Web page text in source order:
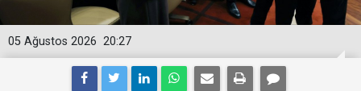
20:27
05 Ağustos 2026